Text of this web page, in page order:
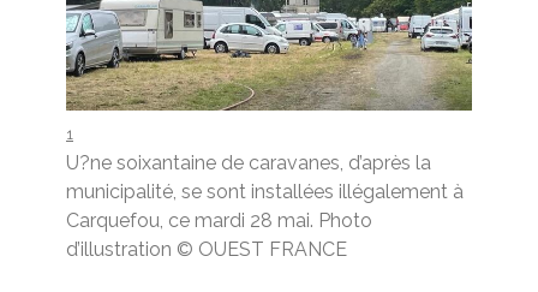
1
U?ne soixantaine de caravanes, d’après la
municipalité, se sont installées illégalement à
Carquefou, ce mardi 28 mai. Photo
d’illustration © OUEST FRANCE